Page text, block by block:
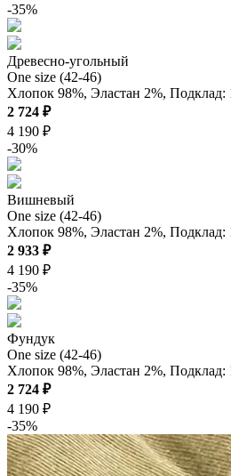
-35%
Древесно-угольный
One size (42-46)
Хлопок 98%, Эластан 2%, Подклад:
2 724 ₽
4 190 ₽
-30%
Вишневый
One size (42-46)
Хлопок 98%, Эластан 2%, Подклад:
2 933 ₽
4 190 ₽
-35%
Фундук
One size (42-46)
Хлопок 98%, Эластан 2%, Подклад:
2 724 ₽
4 190 ₽
-35%